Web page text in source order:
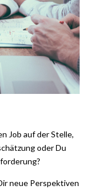
Job auf der Stelle,
oder Du
neue Perspektiven